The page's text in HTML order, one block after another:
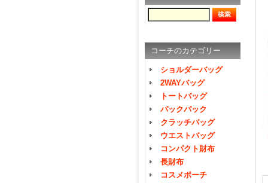
コーチのカテゴリー
ショルダーバッグ
2WAYバッグ
トートバッグ
バックパック
クラッチバッグ
ウエストバッグ
コンパクト財布
長財布
コスメポーチ